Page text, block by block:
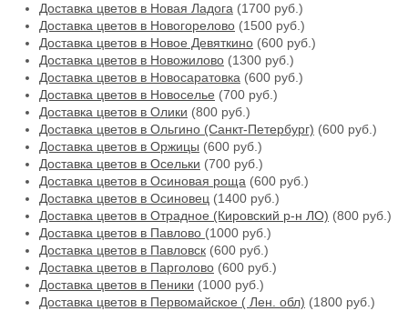
Доставка цветов в Новая Ладога (1700 руб.)
Доставка цветов в Новогорелово (1500 руб.)
Доставка цветов в Новое Девяткино (600 руб.)
Доставка цветов в Новожилово (1300 руб.)
Доставка цветов в Новосаратовка (600 руб.)
Доставка цветов в Новоселье (700 руб.)
Доставка цветов в Олики (800 руб.)
Доставка цветов в Ольгино (Санкт-Петербург) (600 руб.)
Доставка цветов в Оржицы (600 руб.)
Доставка цветов в Осельки (700 руб.)
Доставка цветов в Осиновая роща (600 руб.)
Доставка цветов в Осиновец (1400 руб.)
Доставка цветов в Отрадное (Кировский р-н ЛО) (800 руб.)
Доставка цветов в Павлово (1000 руб.)
Доставка цветов в Павловск (600 руб.)
Доставка цветов в Парголово (600 руб.)
Доставка цветов в Пеники (1000 руб.)
Доставка цветов в Первомайское ( Лен. обл) (1800 руб.)